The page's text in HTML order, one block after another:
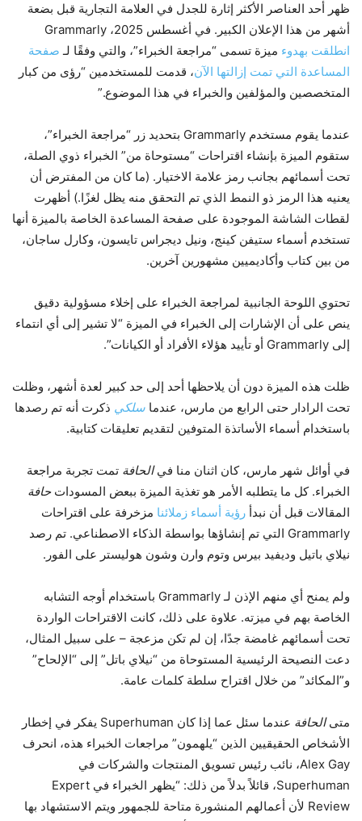
ظهر أحد العناصر الأكثر إثارة للجدل في العلامة التجارية قبل بضعة
أشهر من هذا الإعلان الكبير. في أغسطس 2025، Grammarly
انطلقت بهدوء ميزة تسمى “مراجعة الخبراء”، والتي وفقًا لـ صفحة
المساعدة التي تمت إزالتها الآن، قدمت للمستخدمين “رؤى من كبار
المتخصصين والمؤلفين والخبراء في هذا الموضوع.”
عندما يقوم مستخدم Grammarly بتحديد زر “مراجعة الخبراء”،
ستقوم الميزة بإنشاء اقتراحات “مستوحاة من” الخبراء ذوي الصلة،
تحت أسمائهم بجانب رمز علامة الاختيار. (ما كان من المفترض أن
يعنيه هذا الرمز ذو النمط الذي تم التحقق منه يظل لغزًا.) أظهرت
لقطات الشاشة الموجودة على صفحة المساعدة الخاصة بالميزة أنها
تستخدم أسماء ستيفن كينج، ونيل ديجراس تايسون، وكارل ساجان،
من بين كتاب وأكاديميين مشهورين آخرين.
تحتوي اللوحة الجانبية لمراجعة الخبراء على إخلاء مسؤولية دقيق
ينص على أن الإشارات إلى الخبراء في الميزة “لا تشير إلى أي انتماء
إلى Grammarly أو تأييد هؤلاء الأفراد أو الكيانات”.
ظلت هذه الميزة دون أن يلاحظها أحد إلى حد كبير لعدة أشهر، وظلت
تحت الرادار حتى الرابع من مارس، عندما سلكي ذكرت أنه تم رصدها
باستخدام أسماء الأساتذة المتوفين لتقديم تعليقات كتابية.
في أوائل شهر مارس، كان اثنان منا فيالحافة تمت تجربة مراجعة
الخبراء. كل ما يتطلبه الأمر هو تغذية الميزة ببعض المسوداتحافة
المقالات قبل أن نبدأ رؤية أسماء زملائنا مزخرفة على اقتراحات
Grammarly التي تم إنشاؤها بواسطة الذكاء الاصطناعي. تم رصد
نيلاي باتيل وديفيد بيرس وتوم وارن وشون هوليستر على الفور.
ولم يمنح أي منهم الإذن لـ Grammarly باستخدام أوجه التشابه
الخاصة بهم في ميزته. علاوة على ذلك، كانت الاقتراحات الواردة
تحت أسمائهم غامضة جدًا، إن لم تكن مزعجة – على سبيل المثال،
دعت النصيحة الرئيسية المستوحاة من “نيلاي باتل” إلى “الإلحاح”
و”المكائد” من خلال اقتراح سلطة كلمات عامة.
متىالحافة
عندما سئل عما إذا كان Superhuman يفكر في إخطار
الأشخاص الحقيقيين الذين “يلهمون” مراجعات الخبراء هذه، انحرف
Alex Gay، نائب رئيس تسويق المنتجات والشركات في
Superhuman، قائلاً بدلاً من ذلك: “يظهر الخبراء في Expert
Review لأن أعمالهم المنشورة متاحة للجمهور ويتم الاستشهاد بها